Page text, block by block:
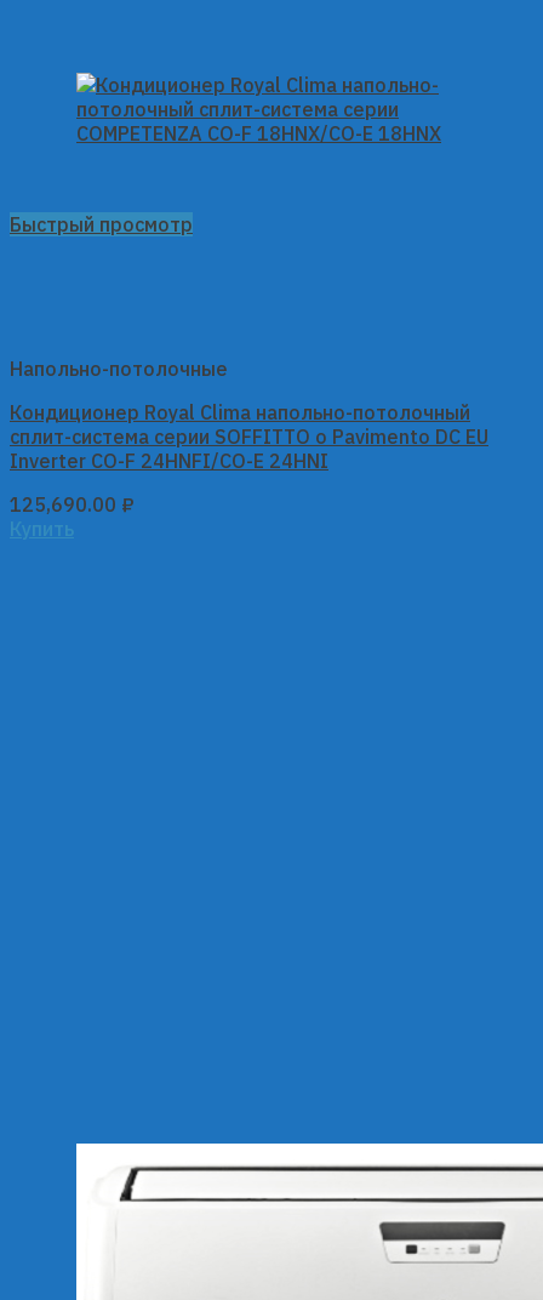
Быстрый просмотр
Напольно-потолочные
Кондиционер Royal Clima напольно-потолочный
сплит-система серии SOFFITTO o Pavimento DC EU
Inverter CO-F 24HNFI/CO-E 24HNI
125,690.00 ₽
Купить